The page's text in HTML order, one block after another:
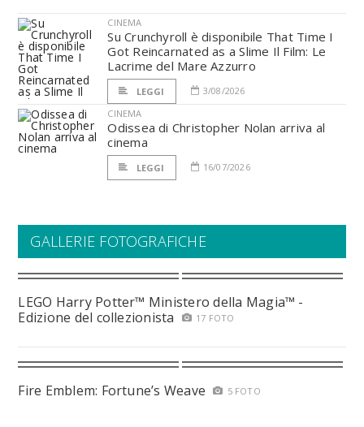
CINEMA
Su Crunchyroll è disponibile That Time I
Got Reincarnated as a Slime Il Film: Le
Lacrime del Mare Azzurro
LEGGI
3/08/2026
CINEMA
Odissea di Christopher Nolan arriva al
cinema
LEGGI 16/07/2026
GALLERIE FOTOGRAFICHE
LEGO Harry Potter™ Ministero della Magia™ -
Edizione del collezionista
17 FOTO
Fire Emblem: Fortune’s Weave 5 FOTO